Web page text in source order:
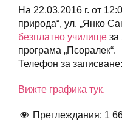
На 22.03.2016 г. от
природа“, ул. „Янко
безплатно училище за
програма „Псоралек“.
Телефон за
Вижте графика тук.
Преглеждания: 1